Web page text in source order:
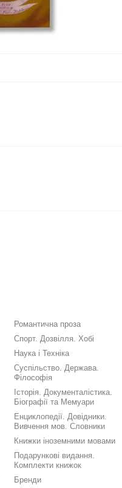
Романтична проза
Спорт. Дозвілля. Хобі
Наука і Техніка
Суспільство. Держава.
Філософія
Історія. Документалістика.
Біографії та Мемуари
Енциклопедії. Довідники.
Вивчення мов. Словники
Книжки іноземними мовами
Подарункові видання.
Комплекти книжок
Бренди